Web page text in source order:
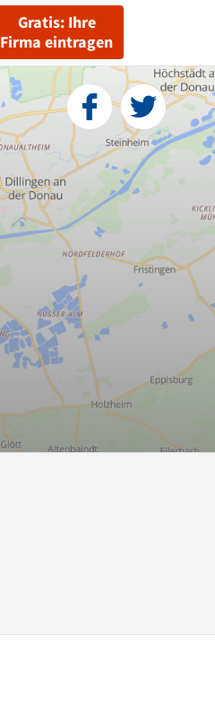
Gratis: Ihre
Firma eintragen